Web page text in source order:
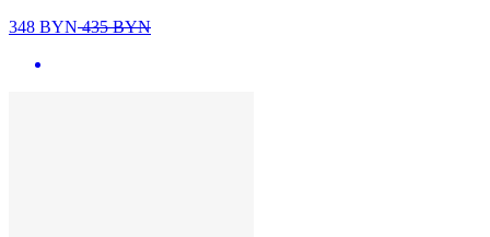
348 BYN435BYN